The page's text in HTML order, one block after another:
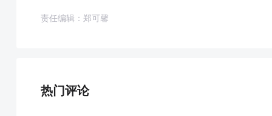
责任编辑：郑可馨
热门评论